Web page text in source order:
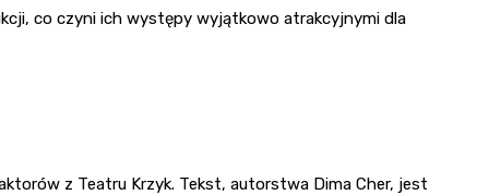
co czyni ich występy wyjątkowo atrakcyjnymi dla
z Teatru Krzyk. Tekst, autorstwa Dima Cher, jest